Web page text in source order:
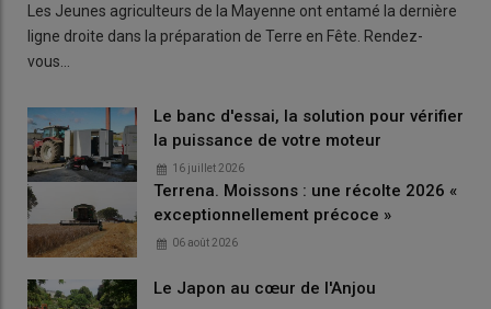
Les Jeunes agriculteurs de la Mayenne ont entamé la dernière
ligne droite dans la préparation de Terre en Fête. Rendez-
vous…
Le banc d'essai, la solution pour vérifier
la puissance de votre moteur
16 juillet 2026
Terrena. Moissons : une récolte 2026 «
exceptionnellement précoce »
06 août 2026
Le Japon au cœur de l'Anjou